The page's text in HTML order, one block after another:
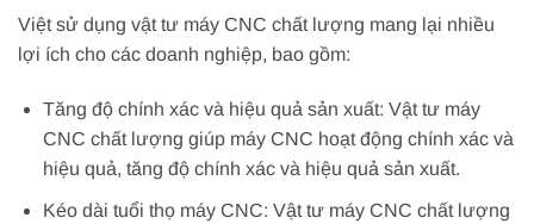
Việt sử dụng vật tư máy CNC chất lượng mang lại nhiều
lợi ích cho các doanh nghiệp, bao gồm:
Tăng độ chính xác và hiệu quả sản xuất: Vật tư máy
CNC chất lượng giúp máy CNC hoạt động chính xác và
hiệu quả, tăng độ chính xác và hiệu quả sản xuất.
Kéo dài tuổi thọ máy CNC: Vật tư máy CNC chất lượng